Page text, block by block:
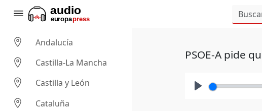
Andalucía
Castilla-La Mancha
Castilla y León
Cataluña
PSOE-A pide